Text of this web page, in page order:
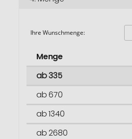
Ihre Wunschmenge:
Menge
ab 335
ab 670
ab 1340
ab 2680